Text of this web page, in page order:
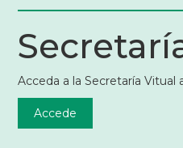
Acceda a la Secretaría Vitual
Accede